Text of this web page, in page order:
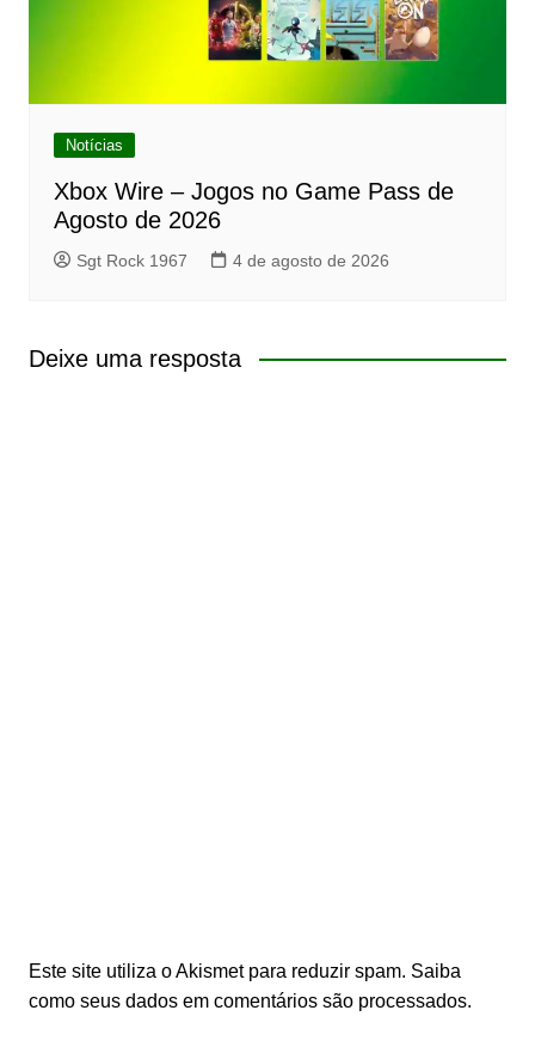
Notícias
Xbox Wire – Jogos no Game Pass de
Agosto de 2026
Sgt Rock 1967 4 de agosto de 2026
Deixe uma resposta
Este site utiliza o Akismet para reduzir spam. Saiba
como seus dados em comentários são processados.